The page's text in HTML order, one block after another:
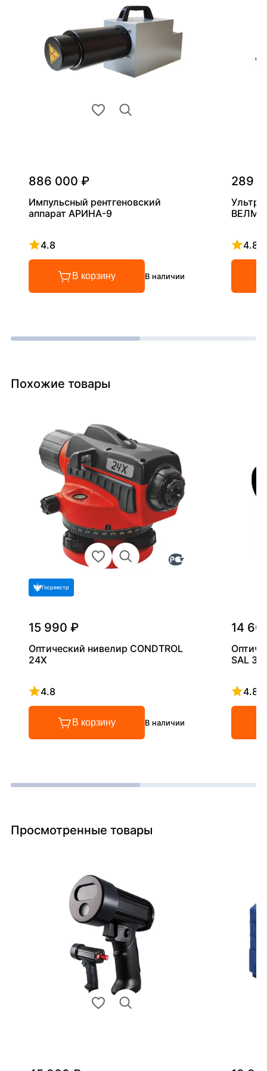
886 000 ₽
Импульсный рентгеновский
аппарат АРИНА-9
4.8
Рейтинг 4.8 из 5
В корзину В наличии
289
4.8
Похожие товары
Госреестр
15 990 ₽
Оптический нивелир CONDTROL
24X
4.8
Рейтинг 4.8 из 5
В корзину В наличии
14
SAL 32
4.8
Просмотренные товары